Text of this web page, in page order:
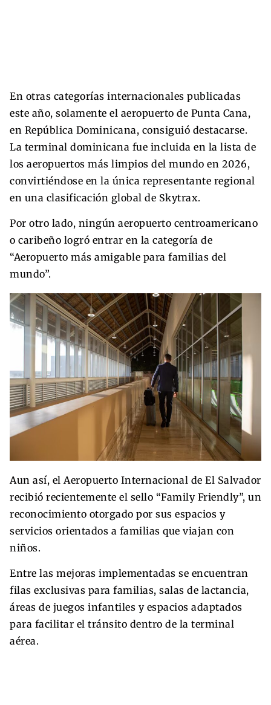
En otras categorías internacionales publicadas
este año, solamente el aeropuerto de Punta Cana,
en República Dominicana, consiguió destacarse.
La terminal dominicana fue incluida en la lista de
los aeropuertos más limpios del mundo en 2026,
convirtiéndose en la única representante regional
en una clasificación global de Skytrax.
Por otro lado, ningún aeropuerto centroamericano
o caribeño logró entrar en la categoría de
“Aeropuerto más amigable para familias del
mundo”.
Aun así, el Aeropuerto Internacional de El Salvador
recibió recientemente el sello “Family Friendly”, un
reconocimiento otorgado por sus espacios y
servicios orientados a familias que viajan con
niños.
Entre las mejoras implementadas se encuentran
filas exclusivas para familias, salas de lactancia,
áreas de juegos infantiles y espacios adaptados
para facilitar el tránsito dentro de la terminal
aérea.